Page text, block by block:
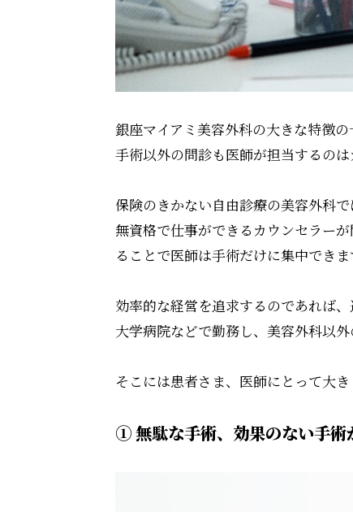
銀座マイアミ美容外科の大きな特徴
手術以外の問診も医師が担当するの
保険のきかない自由診療の美容外科
無資格で仕事ができるカウンセラー
ることで医師は手術だけに集中できま
効率的な経営を追求するのであれば
大学病院などで勤務し、美容外科以
そこには患者さま、医師にとって大き
① 無駄な手術、効果のない手術